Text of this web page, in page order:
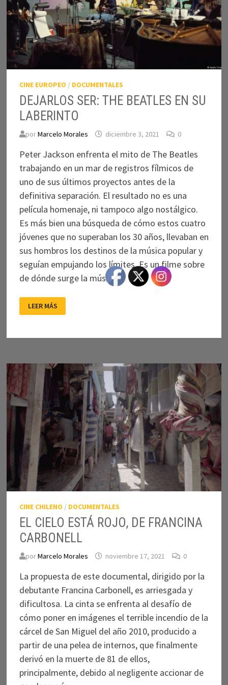
CINE EUROPEO / DOCUMENTALES
DEJARLOS SER: THE BEATLES EN SU
LABERINTO
porMarcelo Morales diciembre 3, 2021 0
Peter Jackson enfrenta el mito de The Beatles
trabajando en un mar de registros fílmicos de
uno de sus últimos proyectos antes de la
definitiva separación. El resultado no es una
película homenaje, ni tampoco algo nostálgico.
Es más bien una búsqueda de cómo estos cuatro
jóvenes que no superaban los 30 años, llevaban en
sus hombros los destinos de la música popular y
seguían empujando los límites. Es un filme sobre
de dónde surge la música.
DEJARLOS
SER:
THE
SU
LEER MÁS
CINE CHILENO / DOCUMENTALES
EL CIELO ESTÁ ROJO, DE FRANCINA
CARBONELL
porMarcelo Morales noviembre 17, 2021 0
La propuesta de este documental, dirigido por la
debutante Francina Carbonell, es arriesgada y
dificultosa. La cinta se enfrenta al desafío de
cómo poner en imágenes el terrible incendio de la
cárcel de San Miguel del año 2010, producido a
partir de una pelea de internos, que finalmente
derivó en la muerte de 81 de ellos,
principalmente, debido al negligente accionar de